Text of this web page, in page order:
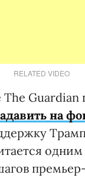
RELATED VIDEO
The Guardian
на